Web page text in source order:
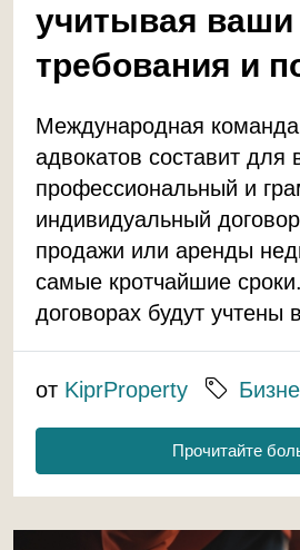
учитывая ваши
требования и
Международная команда
адвокатов составит для
профессиональный и
индивидуальный
продажи или аренды
самые кротчайшие
договорах будут учтены
от KiprProperty
Прочитайте